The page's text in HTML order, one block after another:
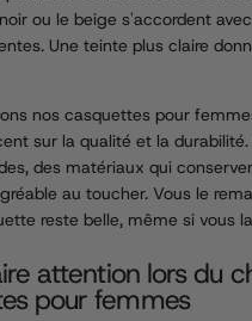
ou le beige s'accordent
Une teinte plus claire
nos casquettes pour
sur la qualité et la
des matériaux qui
au toucher. Vous le
reste belle, même si vous
attention lors du
pour femmes